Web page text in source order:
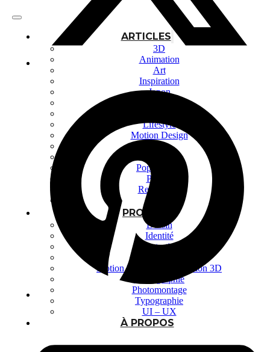
ARTICLES
3D
Animation
Art
Inspiration
Japon
Lifestyle
Motion Design
Outils
Pop Culture
Projets
Ressources
PROJETS
Dessin
Identité
Illustration
Montage vidéo
Motion Design – Conception 3D
Photographie
Photomontage
Typographie
UI – UX
À PROPOS